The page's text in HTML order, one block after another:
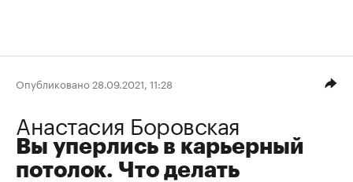
Опубликовано 28.09.2021, 11:28
Анастасия Боровская
Вы уперлись в карьерный
потолок. Что делать